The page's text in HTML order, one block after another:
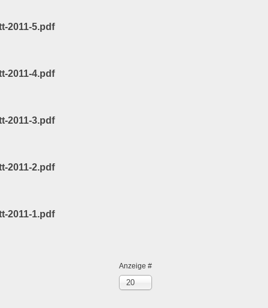
2011-5.pdf
2011-4.pdf
2011-3.pdf
2011-2.pdf
2011-1.pdf
Anzeige #
20